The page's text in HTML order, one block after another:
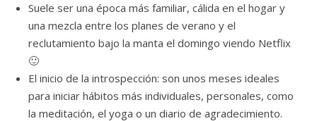
Suele ser una época más familiar, cálida en el hogar y
una mezcla entre los planes de verano y el
reclutamiento bajo la manta el domingo viendo Netflix
🙂
El inicio de la introspección: son unos meses ideales
para iniciar hábitos más individuales, personales, como
la meditación, el yoga o un diario de agradecimiento.